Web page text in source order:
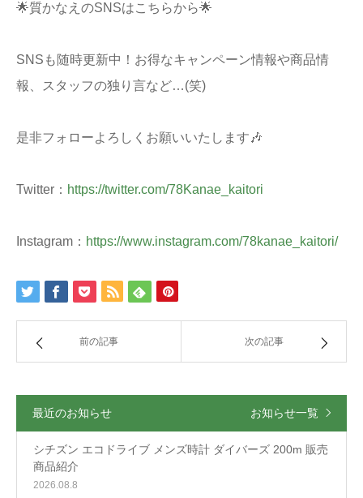
🌟質かなえのSNSはこちらから🌟
SNSも随時更新中！お得なキャンペーン情報や商品情
報、スタッフの独り言など…(笑)
是非フォローよろしくお願いいたします🎶
Twitter： https://twitter.com/78Kanae_kaitori
Instagram： https://www.instagram.com/78kanae_kaitori/
前の記事 次の記事
最近のお知らせ お知らせ一覧
シチズン エコドライブ メンズ時計 ダイバーズ 200m 販売
商品紹介
2026.08.8